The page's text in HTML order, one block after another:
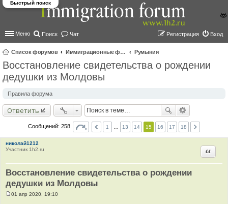
Меню Поиск Чат Вход
Регистрация
Список форумов Иммиграционные форумы | Immigration forums
Румыния
Быстрый поиск
Восстановление свидетельства о рождении
дедушки из Молдовы
Правила форума
Ответить
Сообщений: 258 1 13 14 15 16 17 18
николай1212
Участник 1h2.ru
Восстановление свидетельства о рождении
дедушки из Молдовы
01 апр 2020, 19:10